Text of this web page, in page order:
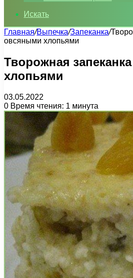
Искать
Главная/Выпечка/Запеканка/
овсяными хлопьями
Творожная
хлопьями
03.05.2022
0 Время чтения: 1 минута